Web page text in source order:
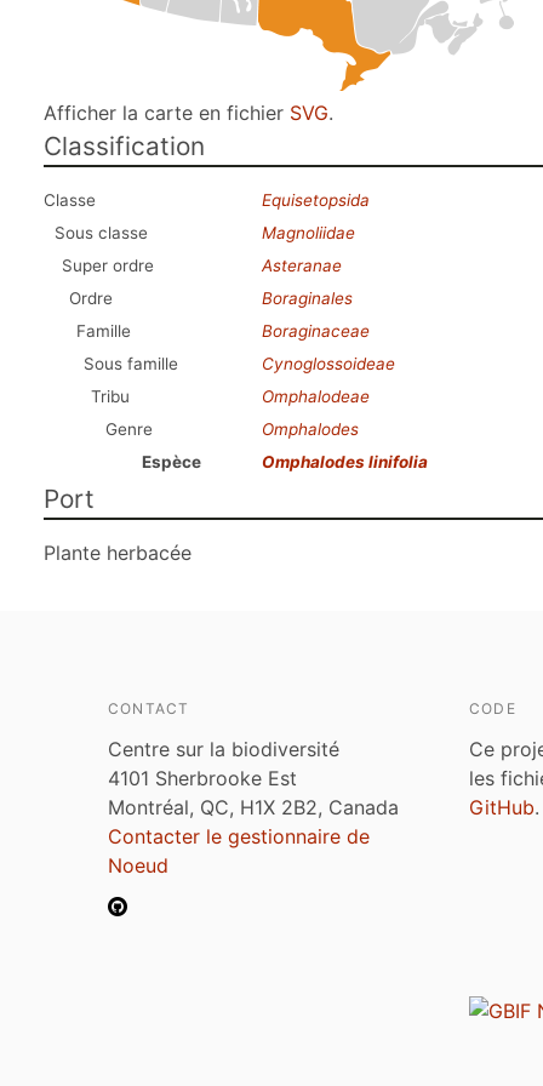
Afficher la carte en fichier SVG.
Classification
Classe
Equisetopsida
Sous classe
Magnoliidae
Super ordre
Asteranae
Ordre
Boraginales
Famille
Boraginaceae
Sous famille
Cynoglossoideae
Tribu
Omphalodeae
Genre
Omphalodes
Espèce
Omphalodes linifolia
Port
Plante herbacée
CONTACT
Centre sur la biodiversité
4101 Sherbrooke Est
Montréal, QC, H1X 2B2, Canada
Contacter le gestionnaire de
Noeud
CODE
Ce
les
GitHub.